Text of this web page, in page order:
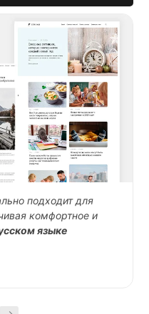
подходит для
комфортное и
языке